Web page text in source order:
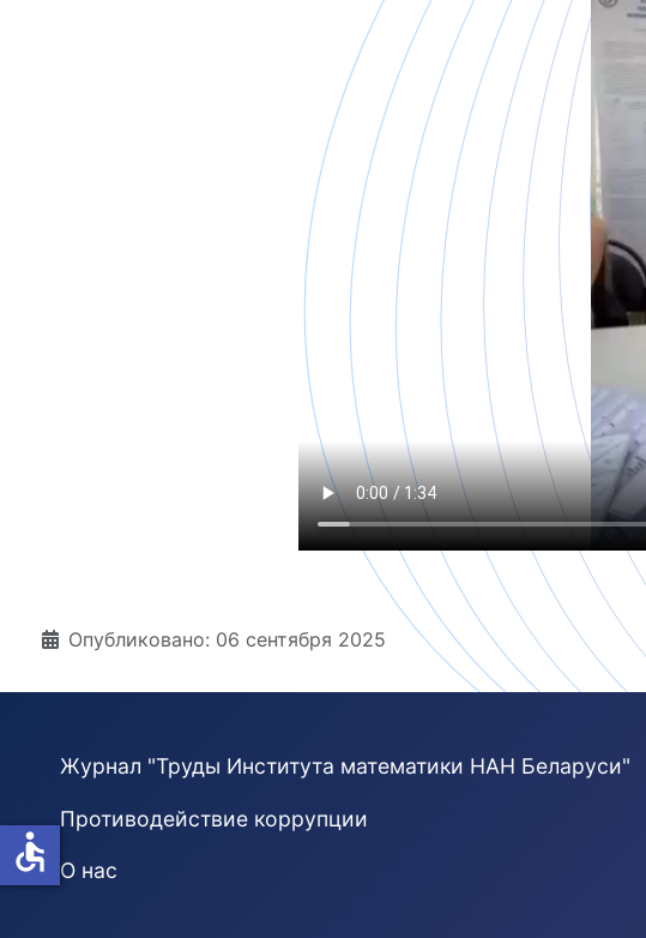
Информация о материале
Опубликовано: 06 сентября 2025
Журнал "Труды Института математики НАН Беларуси"
Противодействие коррупции
О нас
accessible